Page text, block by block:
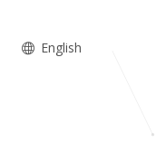
English